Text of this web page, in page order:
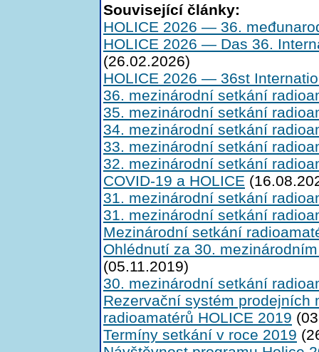
Související články:
HOLICE 2026 — 36.
HOLICE 2026 — Das 36.
(26.02.2026)
HOLICE 2026 — 36st
36. mezinárodní setkání
35. mezinárodní setkání
34. mezinárodní setkání
33. mezinárodní setkání
32. mezinárodní setkání
COVID-19 a HOLICE
31. mezinárodní setkání
31. mezinárodní setkání
Mezinárodní setkání
Ohlédnutí za 30.
(05.11.2019)
30. mezinárodní setkání
Rezervační systém
radioamatérů HOLICE 2019
Termíny setkání v roce 2019